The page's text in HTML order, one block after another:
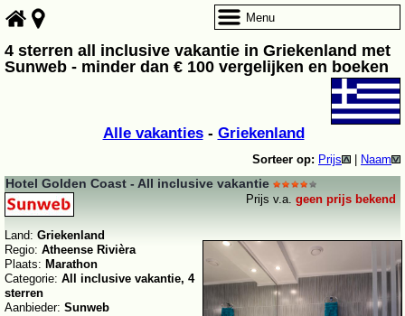
4 sterren all inclusive vakantie in Griekenland met
Sunweb - minder dan € 100 vergelijken en boeken
Alle vakanties- Griekenland
Sorteer op: Prijs Naam
Hotel Golden Coast - All inclusive vakantie
Prijs v.a. geen prijs bekend
Land: Griekenland
Regio: Atheense Rivièra
Plaats: Marathon
Categorie: All inclusive vakantie, 4
sterren
Aanbieder: Sunweb
Menu